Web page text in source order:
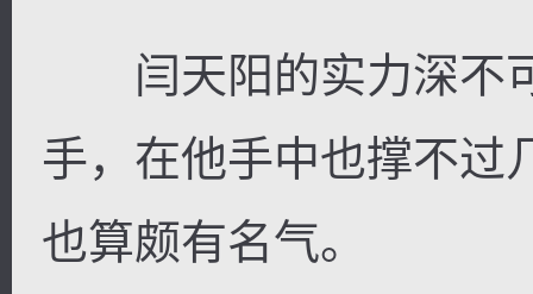
闫天阳的实力深不
手，在他手中也撑不过
也算颇有名气。